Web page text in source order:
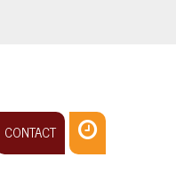
CONTACT